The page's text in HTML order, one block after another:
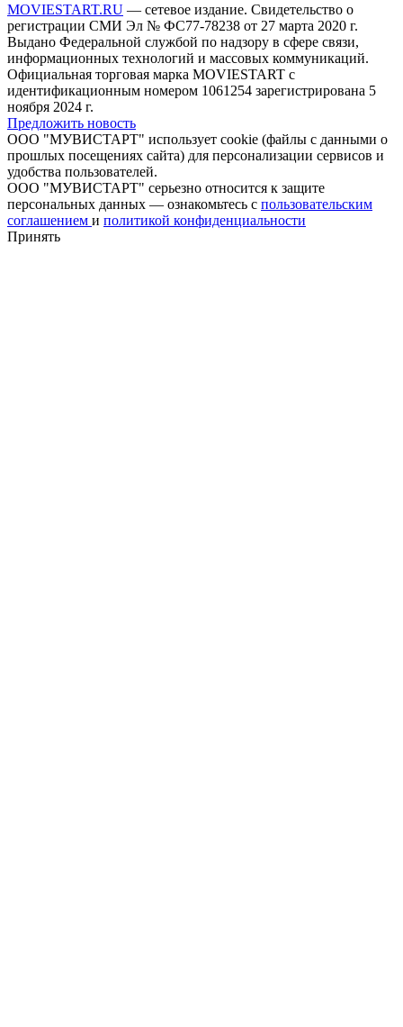
MOVIESTART.RU — сетевое издание. Свидетельство о
регистрации СМИ Эл № ФС77-78238 от 27 марта 2020 г.
Выдано Федеральной службой по надзору в сфере связи,
информационных технологий и массовых коммуникаций.
Официальная торговая марка MOVIESTART с
идентификационным номером 1061254 зарегистрирована 5
ноября 2024 г.
Предложить новость
ООО "МУВИСТАРТ" использует cookie (файлы с данными о
прошлых посещениях сайта) для персонализации сервисов и
удобства пользователей.
ООО "МУВИСТАРТ" серьезно относится к защите
персональных данных — ознакомьтесь с пользовательским
соглашением и политикой конфиденциальности
Принять